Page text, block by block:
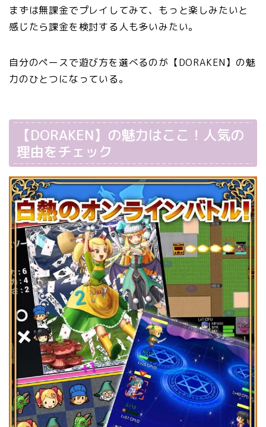
まずは無課金でプレイしてみて、もっと楽しみたいと
感じたら課金を検討する人も多いみたい。
自分のペースで遊び方を選べるのが【DORAKEN】の魅
力のひとつになっている。
【DORAKEN】の魅力はここ！人気の
理由をチェック